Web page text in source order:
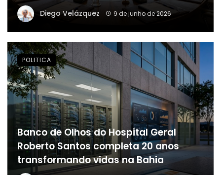
Diego Velázquez 9 de junho de 2026
Banco de Olhos do Hospital Geral
Roberto Santos completa 20 anos
transformando vidas na Bahia
POLITICA